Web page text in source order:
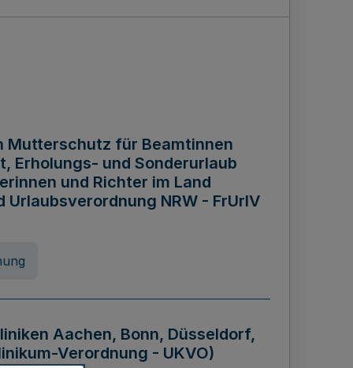
Mutterschutz für Beamtinnen
Erholungs- und Sonderurlaub
und Richter im Land
NRW - FrUrlV
Aachen, Bonn, Düsseldorf,
Verordnung - UKVO)